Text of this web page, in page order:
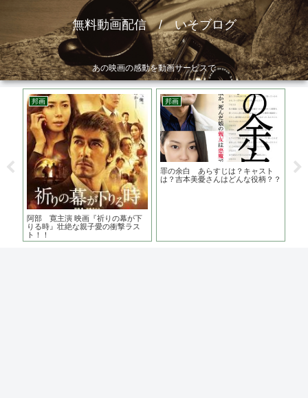
無料動画配信 / いそブログ
あの映画の感動を動画サービスで
監
邦画
阿部 寛主演 映画『祈りの幕が下
りる時』壮絶な親子愛の衝撃ラス
ト！！
邦画
罪の余白 あらすじは？キャスト
は？吉本美憂さんはどんな役柄？？